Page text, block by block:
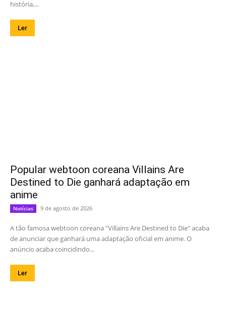
história,...
Ler
Popular webtoon coreana Villains Are
Destined to Die ganhará adaptação em
anime
Notícias 9 de agosto de 2026
A tão famosa webtoon coreana "Villains Are Destined to Die" acaba
de anunciar que ganhará uma adaptação oficial em anime. O
anúncio acaba coincidindo...
Ler